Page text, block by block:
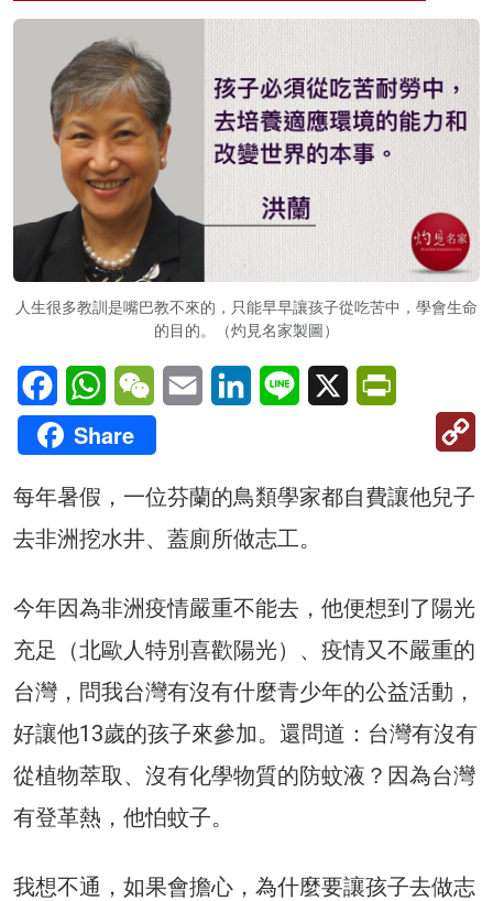
人生很多教訓是嘴巴教不來的，只能早早讓孩子從吃苦中，學會生命
的目的。（灼見名家製圖）
FacebookWhatsAppWeChatEmail LinkedInLine X
Share
每年暑假，一位芬蘭的鳥類學家都自費讓他兒子
去非洲挖水井、蓋廁所做志工。
今年因為非洲疫情嚴重不能去，他便想到了陽光
充足（北歐人特別喜歡陽光）、疫情又不嚴重的
台灣，問我台灣有沒有什麼青少年的公益活動，
好讓他13歲的孩子來參加。還問道：台灣有沒有
從植物萃取、沒有化學物質的防蚊液？因為台灣
有登革熱，他怕蚊子。
我想不通，如果會擔心，為什麼要讓孩子去做志